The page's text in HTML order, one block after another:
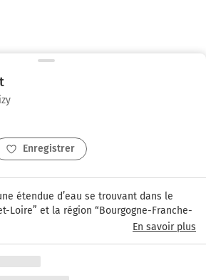
Enregistrer
étendue d’eau se trouvant dans le
Loire” et la région “Bourgogne-Franche-
En savoir plus